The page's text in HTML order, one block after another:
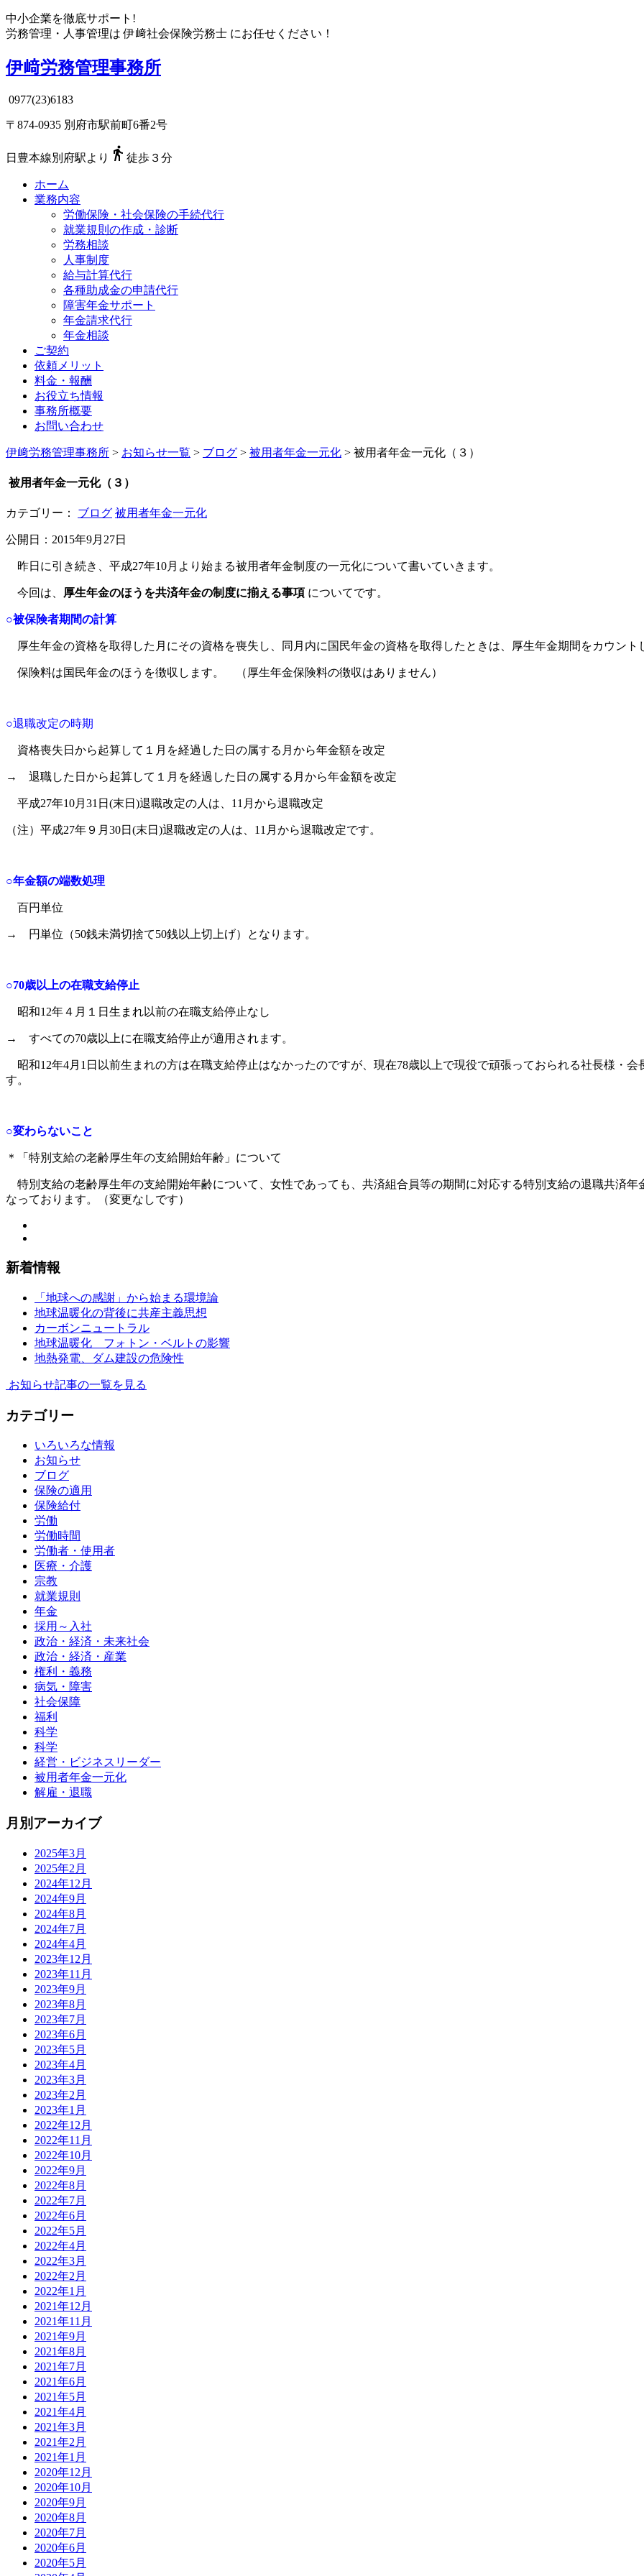
中小企業を徹底サポート!
労務管理・人事管理は伊﨑社会保険労務士 にお任せください！
伊﨑労務管理事務所
0977(23)6183
〒874-0935 別府市駅前町6番2号
日豊本線別府駅より  徒歩３分
ホーム
業務内容
労働保険・社会保険の手続代行
就業規則の作成・診断
労務相談
人事制度
給与計算代行
各種助成金の申請代行
障害年金サポート
年金請求代行
年金相談
ご契約
依頼メリット
料金・報酬
お役立ち情報
事務所概要
お問い合わせ
伊﨑労務管理事務所 > お知らせ一覧 > ブログ > 被用者年金一元化 > 被用者年金一元化（３）
被用者年金一元化（３）
カテゴリー： ブログ 被用者年金一元化
公開日：2015年9月27日
昨日に引き続き、平成27年10月より始まる被用者年金制度の一元化について書いていきます。
今回は、 厚生年金のほうを共済年金の制度に揃える事項 についてです。
○被保険者期間の計算
厚生年金の資格を取得した月にその資格を喪失し、同月内に国民年金の資格を取得したときは、厚生年金期間をカウント
保険料は国民年金のほうを徴収します。 （厚生年金保険料の徴収はありません）
○退職改定の時期
資格喪失日から起算して１月を経過した日の属する月から年金額を改定
→ 退職した日から起算して１月を経過した日の属する月から年金額を改定
平成27年10月31日(末日)退職改定の人は、11月から退職改定
（注）平成27年９月30日(末日)退職改定の人は、11月から退職改定です。
○年金額の端数処理
百円単位
→ 円単位（50銭未満切捨て50銭以上切上げ）となります。
○70歳以上の在職支給停止
昭和12年４月１日生まれ以前の在職支給停止なし
→ すべての70歳以上に在職支給停止が適用されます。
昭和12年4月1日以前生まれの方は在職支給停止はなかったのですが、現在78歳以上で現役で頑張っておられる社長様・
す。
○変わらないこと
＊「特別支給の老齢厚生年の支給開始年齢」について
特別支給の老齢厚生年の支給開始年齢について、女性であっても、共済組合員等の期間に対応する特別支給の退職共済
なっております。（変更なしです）
新着情報
「地球への感謝」から始まる環境論
地球温暖化の背後に共産主義思想
カーボンニュートラル
地球温暖化 フォトン・ベルトの影響
地熱発電、ダム建設の危険性
お知らせ記事の一覧を見る
カテゴリー
いろいろな情報
お知らせ
ブログ
保険の適用
保険給付
労働
労働時間
労働者・使用者
医療・介護
宗教
就業規則
年金
採用～入社
政治・経済・未来社会
政治・経済・産業
権利・義務
病気・障害
社会保障
福利
科学
科学
経営・ビジネスリーダー
被用者年金一元化
解雇・退職
月別アーカイブ
2025年3月
2025年2月
2024年12月
2024年9月
2024年8月
2024年7月
2024年4月
2023年12月
2023年11月
2023年9月
2023年8月
2023年7月
2023年6月
2023年5月
2023年4月
2023年3月
2023年2月
2023年1月
2022年12月
2022年11月
2022年10月
2022年9月
2022年8月
2022年7月
2022年6月
2022年5月
2022年4月
2022年3月
2022年2月
2022年1月
2021年12月
2021年11月
2021年9月
2021年8月
2021年7月
2021年6月
2021年5月
2021年4月
2021年3月
2021年2月
2021年1月
2020年12月
2020年10月
2020年9月
2020年8月
2020年7月
2020年6月
2020年5月